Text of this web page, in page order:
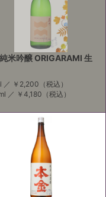
米吟醸 ORIGARAMI 生
／ ￥2,200 （税込）
／ ￥4,180 （税込）